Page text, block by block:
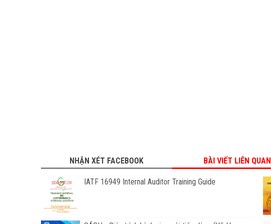
NHẬN XÉT FACEBOOK BÀI VIẾT LIÊN QUAN
IATF 16949 Internal Auditor Training Guide